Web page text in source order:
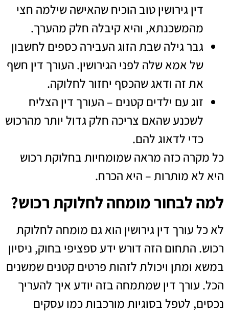
דין גירושין טוב הוכיח שהאישה שילמה חצי
מהמשכנתא, והיא קיבלה חלק מהערך.
גבר גילה שבת הזוג העבירה כספים לחשבון
של אמא שלה לפני הגירושין. העורך דין חשף
את זה ודאג שהכסף יחזור לחלוקה.
זוג עם ילדים קטנים – העורך דין הצליח
לשכנע שהאם צריכה חלק גדול יותר מהרכוש
כדי לדאוג להם.
כל מקרה כזה מראה שמומחיות בחלוקת רכוש
היא לא מותרות – היא הכרח.
למה לבחור מומחה לחלוקת רכוש?
לא כל עורך דין גירושין הוא גם מומחה לחלוקת
רכוש. התחום הזה דורש ידע ספציפי בחוק, ניסיון
במשא ומתן ויכולת לזהות פרטים קטנים שמשנים
הכל. עורך דין שמתמחה בזה יודע איך להעריך
נכסים, לטפל בסוגיות מורכבות כמו עסקים